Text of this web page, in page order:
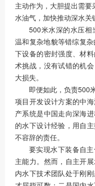
主动作为，大胆提出需
水油气，加快推动深水关
500米水深的水压
温和复杂地貌等错综复
下设备的密封强度、材
术挑战，没有试错的机
大损失。
即便如此，负责500
项目开发设计方案的中
产系统是中国走向深海
的水下设计经验，用自
不容辞的责任。
要实现水下装备自
主能力。然而，自主开
内水下技术团队处于刚